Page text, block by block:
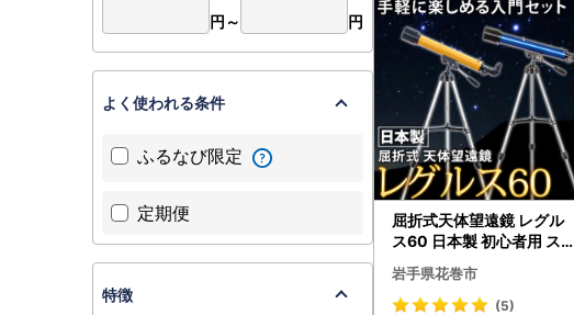
屈折式天体望遠鏡 レグル
ス60 日本製 初心者用 スマ
ホ撮影 (カラー：ブルー
） 【1835-1】
岩手県花巻市
(5)
円～ 円
よく使われる条件
ふるなび限定
定期便
特徴